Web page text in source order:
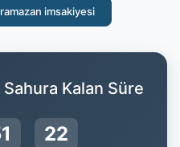
imsakiyesi
Kalan Süre
21